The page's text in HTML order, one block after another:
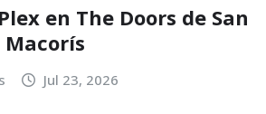
en The Doors de San
Macorís
Jul 23, 2026